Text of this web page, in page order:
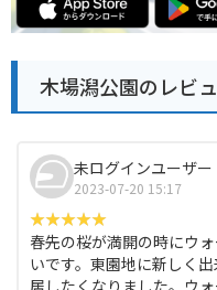
木場潟公園のレビ
未ログインユーザー
2023-07-20 15:17
春先の桜が満開の時にウ
いです。東園地に新しく